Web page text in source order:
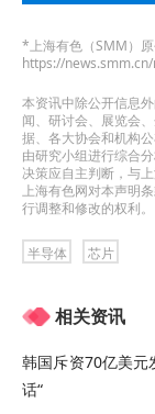
6月2日，韩国
公司SK海力
倍，以应对全
芯片持续短缺
失衡。
而得益于AI驱
海力士和三星
力士2028年的
*上海有色（SMM）
https://
本资讯中除公开信息
闻、研讨会、展览会
据、各大协会和机构
由研究小组进行综合
决策应自主判断，与上
上海有色网对本声明
行调整和修改的权利。
半导体 芯片
相关资讯
韩国斥资70亿美元
话“